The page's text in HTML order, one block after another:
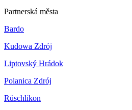
Partnerská města
Bardo
Kudowa Zdrój
Liptovský Hrádok
Polanica Zdrój
Rüschlikon